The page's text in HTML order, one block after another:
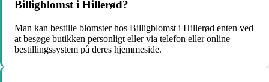
Billigblomst i Hillerød?
Man kan bestille blomster hos Billigblomst i Hillerød enten ved
at besøge butikken personligt eller via telefon eller online
bestillingssystem på deres hjemmeside.